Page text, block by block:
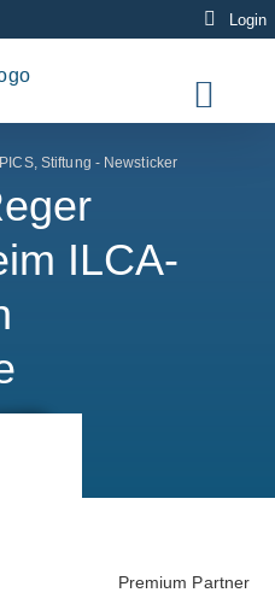
Login
, Stiftung - Newsticker
ILCA-
Premium Partner